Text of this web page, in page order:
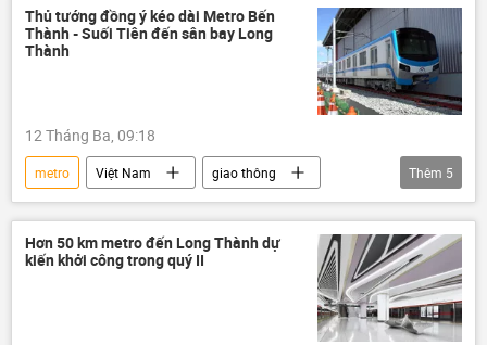
xây dựng
Bộ Xây dựng
dự án
Đồng Nai
Chính phủ
Chính sách
Thủ tướng đồng ý kéo dài Metro Bến
Thành - Suối Tiên đến sân bay Long
Thành
12 Tháng Ba, 09:18
metro Việt Nam
giao thông
xây dựng
Long Thành
Sân bay Long Thành
Chính phủ
Chính sách
Thêm 5
Hơn 50 km metro đến Long Thành dự
kiến khởi công trong quý II